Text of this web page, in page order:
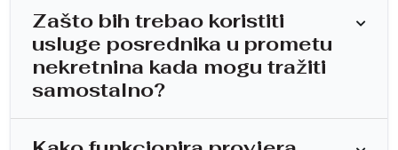
Zašto bih trebao koristiti
usluge posrednika u prometu
nekretnina kada mogu tražiti
samostalno?